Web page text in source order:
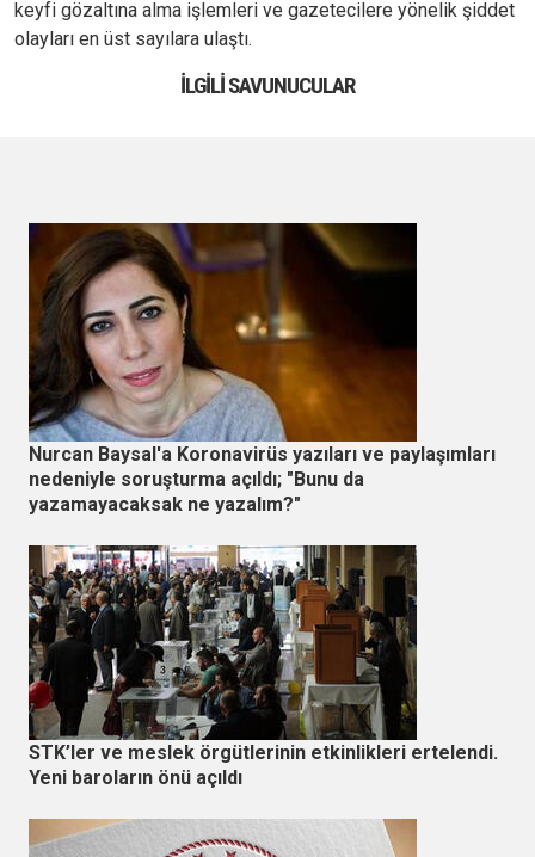
keyfi gözaltına alma işlemleri ve gazetecilere yönelik şiddet
olayları en üst sayılara ulaştı.
İLGILI SAVUNUCULAR
Nurcan Baysal'a Koronavirüs yazıları ve paylaşımları
nedeniyle soruşturma açıldı; "Bunu da
yazamayacaksak ne yazalım?"
STK’ler ve meslek örgütlerinin etkinlikleri ertelendi.
Yeni baroların önü açıldı